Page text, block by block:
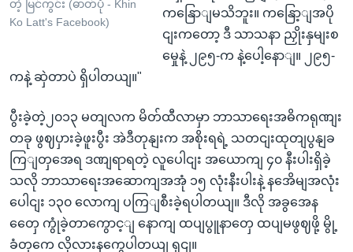
တဲ့ မြင်ကွင်း (ဓာတ်ပုံ - Khin
Ko Latt's Facebook)
ကနြောျမသိဘူး။ ကနြော့ျအပို
ငျးကတော့ ဒီ သာသနာ ညှိုးနှမျးစ
မှေုနဲ့ ၂၉၅-က နဲ့ပေါ့နောျ။ ၂၉၅-
ကနဲ့ ဆှဲတာပဲ ရှိပါတယျ။"
ပွီးခဲ့တဲ့၂၀၁၃ မတျလက မိတ်ထီလာမှာ ဘာသာရေးအဓိကရုဏျး
တခု ဖွဈပှားခဲ့ဖူးပွီး အဲဒီတုနျးက အစိုးရရဲ့ သတငျးထုတျပွနျခ
ကြျတှအေရ ဒဏျရာရတဲ့ လူပေါငျး အယောကျ ၄၀ နီးပါးရှိခဲ့
သလို ဘာသာရေးအဆောကျအအုံ ၁၅ လုံးနီးပါးနဲ့ နအေိမျအလုံး
ပေါငျး ၁၃၀ လောကျ ပကြျစီးခဲ့ရပါတယျ။ ဒီလို အခွအေန
တှေေ ကွုံခဲ့တာကွောင့ျ နောကျ ထပျပွူနာတှေ ထပျမဖွဈဖို့ မွို့
ခံတှကေ လိုလားနကွေပါတယျ ရှငျ။